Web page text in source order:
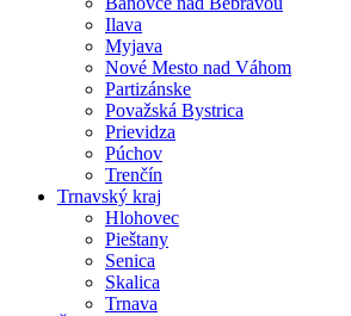
Ilava
Myjava
Nové Mesto nad Váhom
Partizánske
Považská Bystrica
Prievidza
Púchov
Trenčín
Trnavský kraj
Hlohovec
Pieštany
Senica
Skalica
Trnava